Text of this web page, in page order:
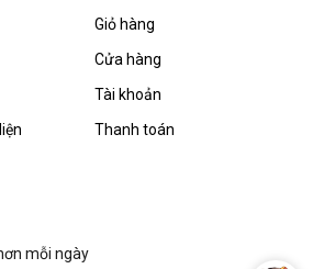
Giỏ hàng
Cửa hàng
Tài khoản
Thanh toán
mỗi ngày